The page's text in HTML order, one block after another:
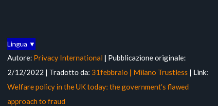
Lingua ▼
Autore: Privacy International | Pubblicazione originale:
2/12/2022 | Tradotto da: 31febbraio | Milano Trustless | Link:
Welfare policy in the UK today: the government's flawed
approach to fraud